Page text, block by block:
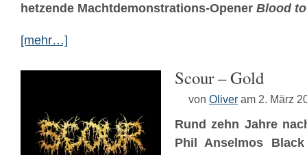
hetzende Machtdemonstrations-Opener Blood
[mehr…]
Scour – Gold
von Oliver am 2. März
Rund zehn Jahre
Phil Anselmos